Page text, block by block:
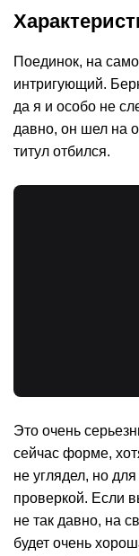
Поединок, на
интригующий.
да я и особо не
давно, он шел на
титул отбился.
Это очень
сейчас форме,
не углядел, но
проверкой. Если
не так давно, на
будет очень